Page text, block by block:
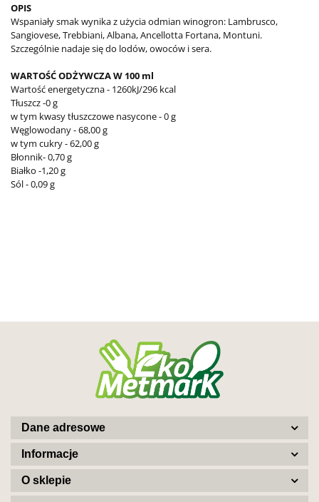
OPIS
Wspaniały smak wynika z użycia odmian winogron: Lambrusco,
Sangiovese, Trebbiani, Albana, Ancellotta Fortana, Montuni.
Szczególnie nadaje się do lodów, owoców i sera.
WARTOŚĆ ODŻYWCZA W 100 ml
Wartość energetyczna - 1260kJ/296 kcal
Tłuszcz -0 g
w tym kwasy tłuszczowe nasycone - 0 g
Węglowodany - 68,00 g
w tym cukry - 62,00 g
Błonnik- 0,70 g
Białko -1,20 g
Sól - 0,09 g
Dane adresowe
Informacje
O sklepie